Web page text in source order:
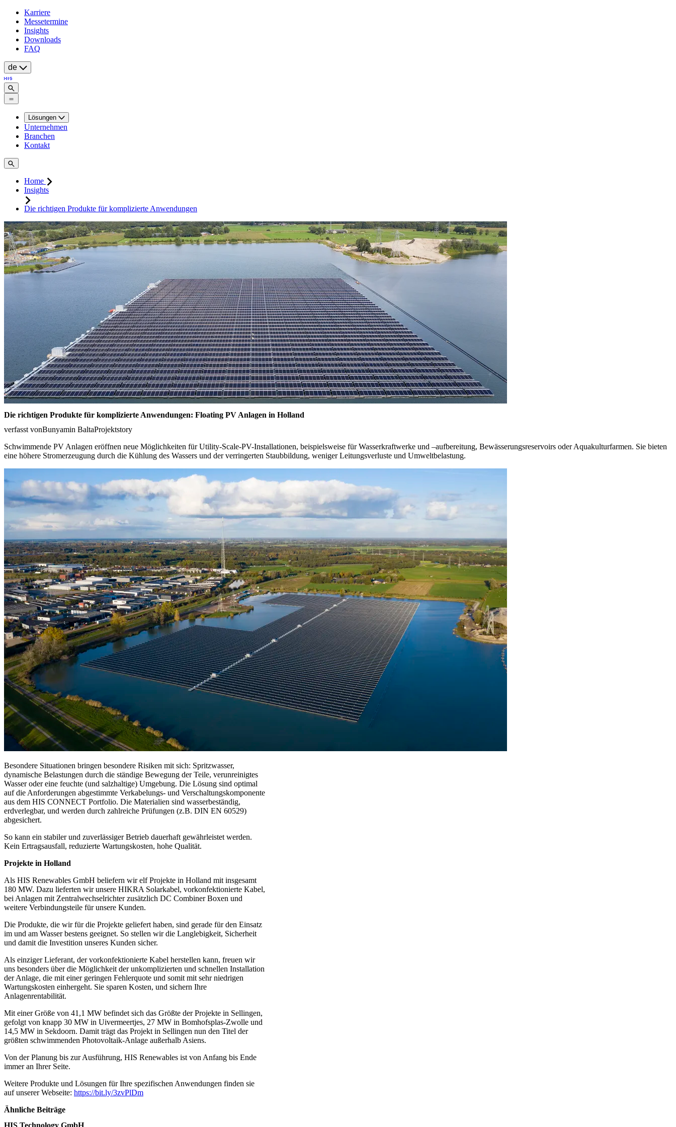
Karriere
Messetermine
Insights
Downloads
FAQ
de
Lösungen
Unternehmen
Branchen
Kontakt
Home
Insights
Die richtigen Produkte für komplizierte Anwendungen
Die richtigen Produkte für komplizierte Anwendungen: Floating PV Anlagen in Holland
verfasst vonBunyamin BaltaProjektstory
Schwimmende PV Anlagen eröffnen neue Möglichkeiten für Utility-Scale-PV-Installationen, beispielsweise für Wasserkraftwerke und –aufbereitung, Bewässerungsreservoirs oder Aquakulturfarmen. Sie bieten
eine höhere Stromerzeugung durch die Kühlung des Wassers und der verringerten Staubbildung, weniger Leitungsverluste und Umweltbelastung.
Besondere Situationen bringen besondere Risiken mit sich: Spritzwasser,
dynamische Belastungen durch die ständige Bewegung der Teile, verunreinigtes
Wasser oder eine feuchte (und salzhaltige) Umgebung. Die Lösung sind optimal
auf die Anforderungen abgestimmte Verkabelungs- und Verschaltungskomponente
aus dem HIS CONNECT Portfolio. Die Materialien sind wasserbeständig,
erdverlegbar, und werden durch zahlreiche Prüfungen (z.B. DIN EN 60529)
abgesichert.
So kann ein stabiler und zuverlässiger Betrieb dauerhaft gewährleistet werden.
Kein Ertragsausfall, reduzierte Wartungskosten, hohe Qualität.
Projekte in Holland
Als HIS Renewables GmbH beliefern wir elf Projekte in Holland mit insgesamt
180 MW. Dazu lieferten wir unsere HIKRA Solarkabel, vorkonfektionierte Kabel,
bei Anlagen mit Zentralwechselrichter zusätzlich DC Combiner Boxen und
weitere Verbindungsteile für unsere Kunden.
Die Produkte, die wir für die Projekte geliefert haben, sind gerade für den Einsatz
im und am Wasser bestens geeignet. So stellen wir die Langlebigkeit, Sicherheit
und damit die Investition unseres Kunden sicher.
Als einziger Lieferant, der vorkonfektionierte Kabel herstellen kann, freuen wir
uns besonders über die Möglichkeit der unkomplizierten und schnellen Installation
der Anlage, die mit einer geringen Fehlerquote und somit mit sehr niedrigen
Wartungskosten einhergeht. Sie sparen Kosten, und sichern Ihre
Anlagenrentabilität.
Mit einer Größe von 41,1 MW befindet sich das Größte der Projekte in Sellingen,
gefolgt von knapp 30 MW in Uivermeertjes, 27 MW in Bomhofsplas-Zwolle und
14,5 MW in Sekdoorn. Damit trägt das Projekt in Sellingen nun den Titel der
größten schwimmenden Photovoltaik-Anlage außerhalb Asiens.
Von der Planung bis zur Ausführung, HIS Renewables ist von Anfang bis Ende
immer an Ihrer Seite.
Weitere Produkte und Lösungen für Ihre spezifischen Anwendungen finden sie
auf unserer Webseite: https://bit.ly/3zvPlDm
Ähnliche Beiträge